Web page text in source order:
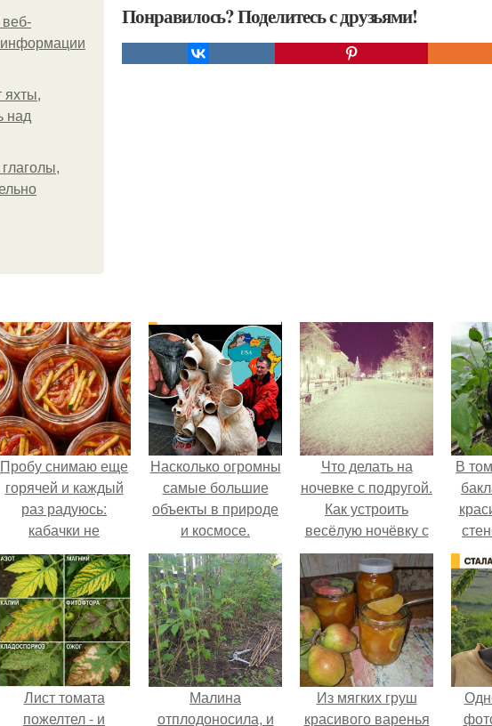
информации
яхты,
над
Понравилось? Поделитесь с друзьями!
Пробу снимаю еще
горячей и каждый
раз радуюсь:
кабачки не
развариваются, а
соус получается
густым и
пикантным.
Насколько огромны
самые большие
объекты в природе
и космосе.
Что делать на
ночевке с подругой.
Как устроить
весёлую ночёвку с
подружками
В
Лист томата
пожелтел - и
Малина
отплодоносила, и
Из мягких груш
красивого варенья